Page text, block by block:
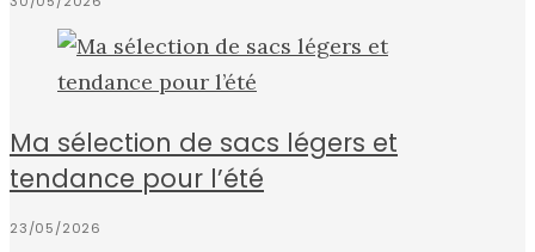
Ma sélection de sacs légers et
tendance pour l’été
23/05/2026